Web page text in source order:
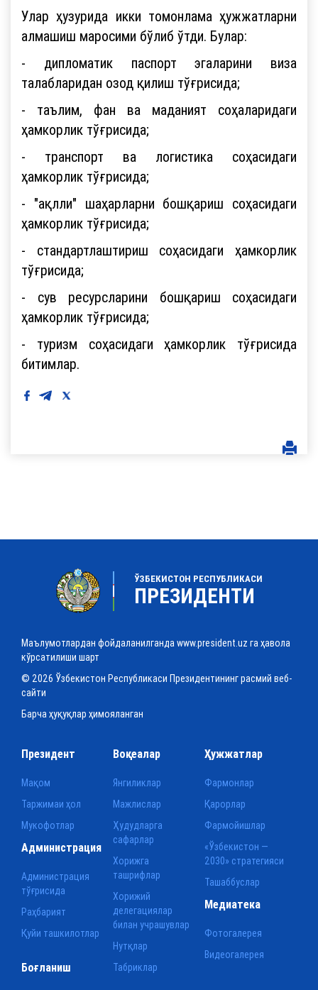
Улар ҳузурида икки томонлама ҳужжатларни
алмашиш маросими бўлиб ўтди. Булар:
- дипломатик паспорт эгаларини виза
талабларидан озод қилиш тўғрисида;
- таълим, фан ва маданият соҳаларидаги
ҳамкорлик тўғрисида;
- транспорт ва логистика соҳасидаги
ҳамкорлик тўғрисида;
- "ақлли" шаҳарларни бошқариш соҳасидаги
ҳамкорлик тўғрисида;
- стандартлаштириш соҳасидаги ҳамкорлик
тўғрисида;
- сув ресурсларини бошқариш соҳасидаги
ҳамкорлик тўғрисида;
- туризм соҳасидаги ҳамкорлик тўғрисида
битимлар.
ЎЗБЕКИСТОН РЕСПУБЛИКАСИ
ПРЕЗИДЕНТИ
Маълумотлардан фойдаланилганда www.president.uz га ҳавола
кўрсатилиши шарт
© 2026 Ўзбекистон Республикаси Президентининг расмий веб-
сайти
Барча ҳуқуқлар ҳимояланган
Президент
Мақом
Таржимаи ҳол
Мукофотлар
Воқеалар
Янгиликлар
Мажлислар
Ҳудудларга
сафарлар
Хорижга
ташрифлар
Хорижий
делегациялар
билан учрашувлар
Нутқлар
Табриклар
Ҳужжатлар
Фармонлар
Қарорлар
Фармойишлар
«Ўзбекистон —
2030» стратегияси
Ташаббуслар
Администрация
Администрация
тўғрисида
Раҳбарият
Қуйи ташкилотлар
Медиатека
Фотогалерея
Видеогалерея
Боғланиш